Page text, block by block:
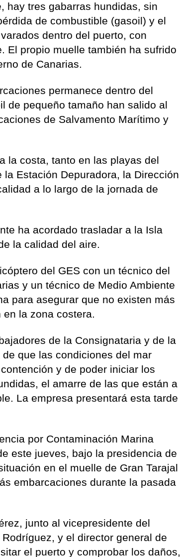
hay tres gabarras hundidas, sin
de combustible (gasoil) y el
dentro del puerto, con
El propio muelle también ha sufrido
de Canarias.
permanece dentro del
de pequeño tamaño han salido al
de Salvamento Marítimo y
la costa, tanto en las playas del
Estación Depuradora, la Dirección
a lo largo de la jornada de
ha acordado trasladar a la Isla
la calidad del aire.
del GES con un técnico del
y un técnico de Medio Ambiente
para asegurar que no existen más
la zona costera.
de la Consignataria y de la
que las condiciones del mar
y de poder iniciar los
el amarre de las que están a
La empresa presentará esta tarde
por Contaminación Marina
este jueves, bajo la presidencia de
en el muelle de Gran Tarajal
embarcaciones durante la pasada
junto al vicepresidente del
y el director general de
el puerto y comprobar los daños,